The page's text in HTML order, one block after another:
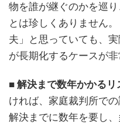
物を誰が継ぐのかを巡
とは珍しくありません
夫」と思っていても、
が長期化するケースが
■ 解決まで数年かかるリ
ければ、家庭裁判所で
解決までに数年を要し